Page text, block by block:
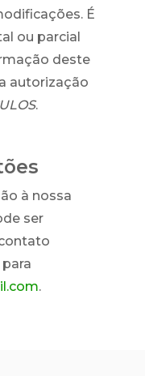
É
ou parcial
deste
autorização
.
à nossa
ser
.